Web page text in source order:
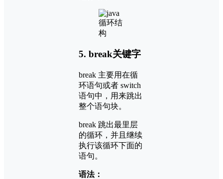
5. break关键字
break 主要用在循
环语句或者 switch
语句中，用来跳出
整个语句块。
break 跳出最里层
的循环，并且继续
执行该循环下面的
语句。
语法：